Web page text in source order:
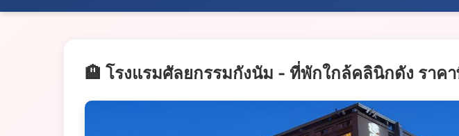
🏨 โรงแรมศัลยกรรมกังนัม - ที่พักใกล้คลินิกดัง ราค